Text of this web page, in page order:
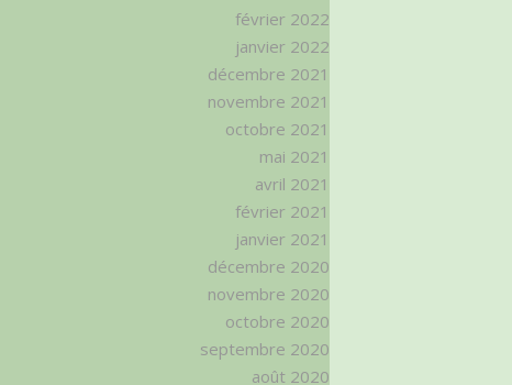
février 2022
janvier 2022
décembre 2021
novembre 2021
octobre 2021
mai 2021
avril 2021
février 2021
janvier 2021
décembre 2020
novembre 2020
octobre 2020
septembre 2020
août 2020